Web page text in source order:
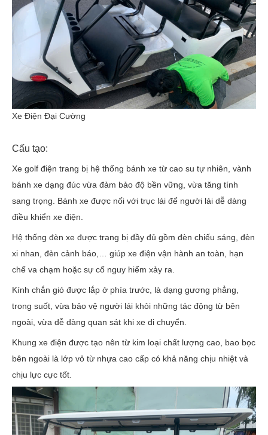
Xe Điện Đại Cường
Cấu tạo:
Xe golf điện trang bị hệ thống bánh xe từ cao su tự nhiên, vành
bánh xe dạng đúc vừa đảm bảo độ bền vững, vừa tăng tính
sang trọng. Bánh xe được nối với trục lái để người lái dễ dàng
điều khiển xe điện.
Hệ thống đèn xe được trang bị đầy đủ gồm đèn chiếu sáng, đèn
xi nhan, đèn cảnh báo,… giúp xe điện vận hành an toàn, hạn
chế va chạm hoặc sự cố nguy hiểm xảy ra.
Kính chắn gió được lắp ở phía trước, là dạng gương phẳng,
trong suốt, vừa bảo vệ người lái khỏi những tác động từ bên
ngoài, vừa dễ dàng quan sát khi xe di chuyển.
Khung xe điện được tạo nên từ kim loại chất lượng cao, bao bọc
bên ngoài là lớp vỏ từ nhựa cao cấp có khả năng chịu nhiệt và
chịu lực cực tốt.